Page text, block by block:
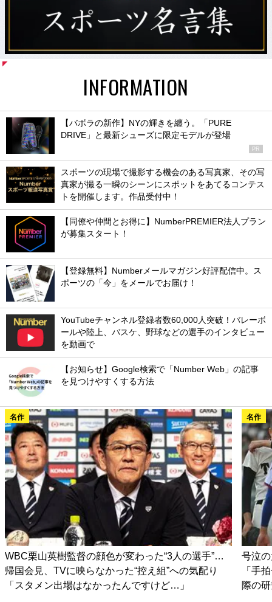
INFORMATION
【バボラの新作】NYの輝きを纏う。「PURE
DRIVE」と最新シューズに限定モデルが登場
PR
スポーツの現場で撮影する機会のある写真家、その写
真家が撮る一瞬のシーンにスポットをあてるコンテス
トを開催します。作品受付中！
【同僚や仲間とお得に】NumberPREMIER法人プラン
が募集スタート！
【登録無料】Numberメールマガジン好評配信中。ス
ポーツの「今」をメールでお届け！
YouTubeチャンネル登録者数60,000人突破！バレーボ
ールや陸上、バスケ、野球などの選手のインタビュー
を動画で
【お知らせ】Google検索で「Number Web」の記事
を見つけやすくする方法
名作
WBC栗山英樹監督の顔色が変わった“3人の選手”…
帰国会見、TVに映らなかった“控え組”への気配り
「スタメン出場はなかったんですけど…」
名作
号泣
「手
際の